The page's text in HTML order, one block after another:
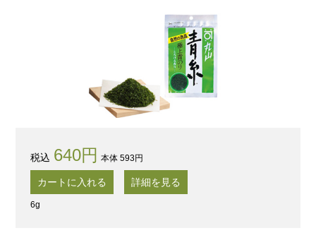
640円 本体 593円
カートに入れる 詳細を見る
6g